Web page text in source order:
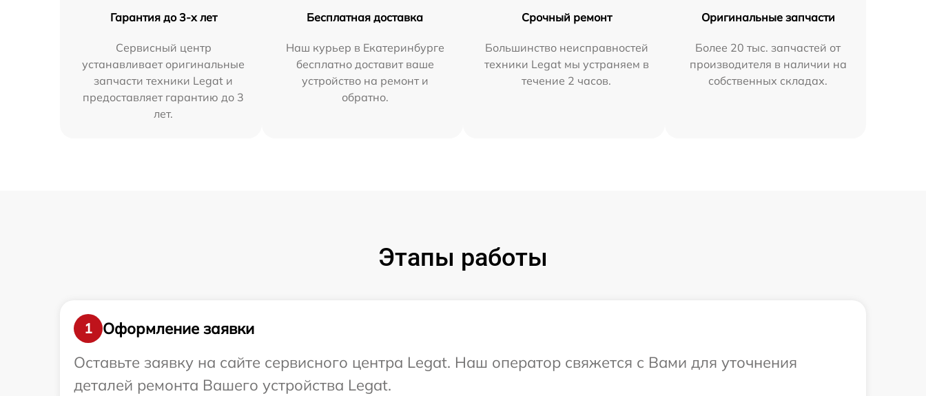
Гарантия до 3-х лет
Сервисный центр
устанавливает оригинальные
запчасти техники Legat и
предоставляет гарантию до 3
лет.
Бесплатная доставка
Наш курьер в Екатеринбурге
бесплатно доставит ваше
устройство на ремонт и
обратно.
Срочный ремонт
Большинство неисправностей
техники Legat мы устраняем в
течение 2 часов.
Оригинальные запчасти
Более 20 тыс. запчастей от
производителя в наличии на
собственных складах.
Этапы работы
1
Оформление заявки
Оставьте заявку на сайте сервисного центра Legat. Наш оператор свяжется с Вами для уточнения
деталей ремонта Вашего устройства Legat.